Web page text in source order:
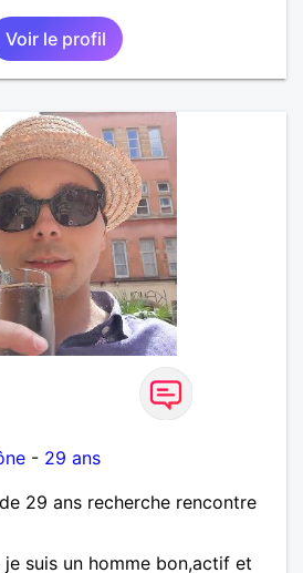
Voir le profil
- 29 ans
29 ans recherche rencontre
suis un homme bon,actif et